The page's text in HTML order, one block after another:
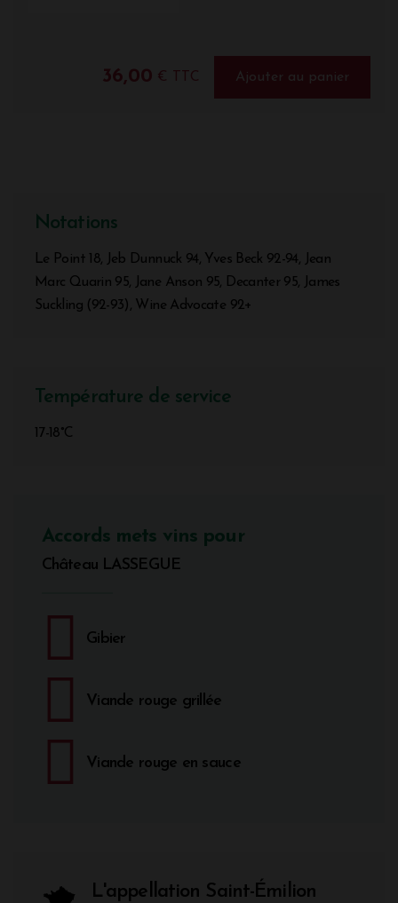
36,00 € TTC Ajouter au panier
Notations
Le Point 18, Jeb Dunnuck 94, Yves Beck 92-94, Jean
Marc Quarin 95, Jane Anson 95, Decanter 95, James
Suckling (92-93), Wine Advocate 92+
Température de service
17-18°C
Accords mets vins pour
Château LASSEGUE
Gibier
Viande rouge grillée
Viande rouge en sauce
L'appellation Saint-Émilion